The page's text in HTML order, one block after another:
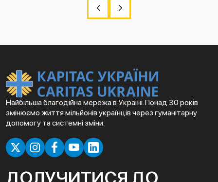
Найбільша благодійна мережа в Україні. Понад 30 років
змінюємо життя мільйонів українців через гуманітарну
допомогу та системні зміни.
ДОЛУЧИТИСЯ ДО